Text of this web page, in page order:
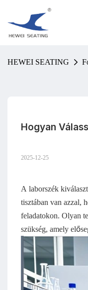
HEWEI SEATING
Hogyan
2025-12-25
A laborszék
tisztában van azzal,
feladatokon. Olyan
szükség, amely